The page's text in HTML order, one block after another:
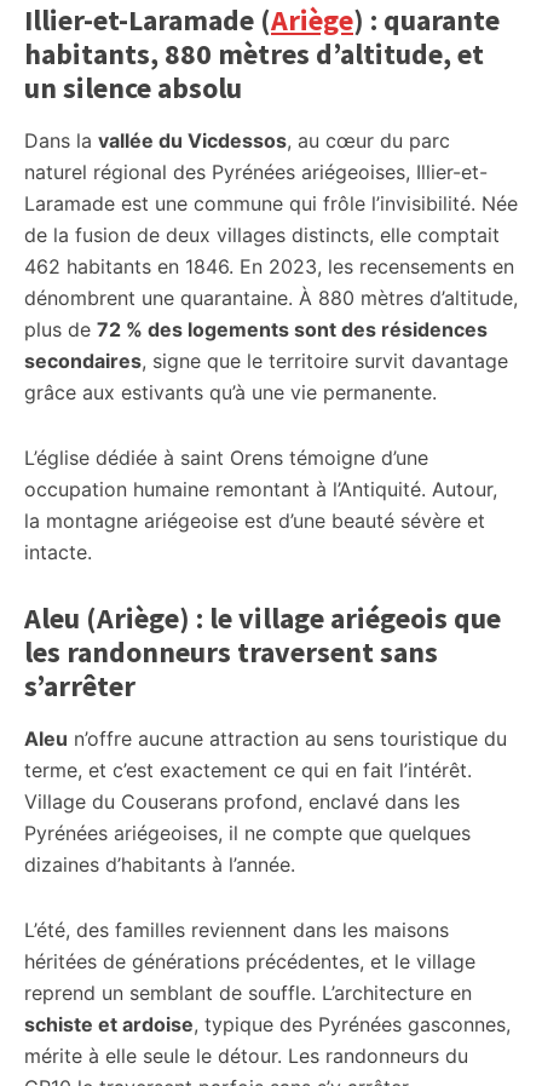
Illier-et-Laramade (Ariège) : quarante
habitants, 880 mètres d’altitude, et
un silence absolu
Dans la vallée du Vicdessos, au cœur du parc
naturel régional des Pyrénées ariégeoises, Illier-et-
Laramade est une commune qui frôle l’invisibilité. Née
de la fusion de deux villages distincts, elle comptait
462 habitants en 1846. En 2023, les recensements en
dénombrent une quarantaine. À 880 mètres d’altitude,
plus de 72 % des logements sont des résidences
secondaires, signe que le territoire survit davantage
grâce aux estivants qu’à une vie permanente.
L’église dédiée à saint Orens témoigne d’une
occupation humaine remontant à l’Antiquité. Autour,
la montagne ariégeoise est d’une beauté sévère et
intacte.
Aleu (Ariège) : le village ariégeois que
les randonneurs traversent sans
s’arrêter
Aleu n’offre aucune attraction au sens touristique du
terme, et c’est exactement ce qui en fait l’intérêt.
Village du Couserans profond, enclavé dans les
Pyrénées ariégeoises, il ne compte que quelques
dizaines d’habitants à l’année.
L’été, des familles reviennent dans les maisons
héritées de générations précédentes, et le village
reprend un semblant de souffle. L’architecture en
schiste et ardoise, typique des Pyrénées gasconnes,
mérite à elle seule le détour. Les randonneurs du